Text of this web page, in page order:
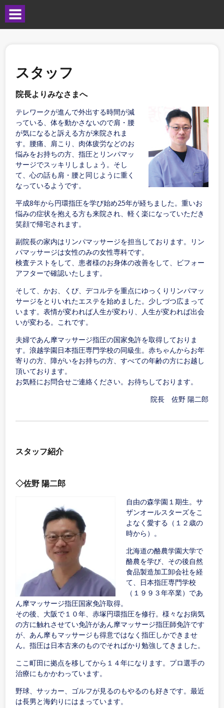
スタッフ
院長よりみなさまへ
テレワークが進んで外出する時間が減
っている、体を動かさないので肩・腰
が気になると訴える方が来院されま
す。腰痛、肩こり、肉体疲労などのお
悩みをお持ちの方、指圧とリンパマッ
サージでスッキリしましょう。そし
て、心の話も肩・腰と同じように重く
なっているようです。
平成8年から円環指圧を学び始め25年が経ちました。重いお
悩みの症状を抱える方も来院され、軽く楽になっていただき
笑顔で帰宅されます。
副院長の家内はリンパマッサージを担当しております。リン
パマッサージは女性のみの女性専科です。
検査テストをして、患者様のお身体の改善をして、ビフォー
アフターで確認いたします。
そして、かお、くび、デコルテを重点にゆっくりリンパマッ
サージをとりいれたエステを始めました。少しづつ広まって
います。表情が変われば人生が変わり、人生が変われば出会
いが変わる。これです。
夫婦であん摩マッサージ指圧の国家免許を取得しておりま
す。浪越学園日本指圧専門学校の同級生。赤ちゃんからお年
寄りの方、障がいをお持ちの方、すべての年齢の方にお越し
頂いております。
お気軽にお問合せご連絡ください。お待ちしております。
院長 佐野 陽二郎
スタッフ紹介
◇佐野 陽二郎
自由の森学園１期生。サ
ザンオールスターズをこ
よなく愛する（１２歳の
時から）。
北海道の酪農学園大学で
酪農を学び、その後自然
食品製造加工卸会社を経
て、日本指圧専門学校
（１９９３年卒業）であ
ん摩マッサージ指圧国家免許取得。
その後、大阪で１０年、赤塚円環指圧を修行。様々なお病気
の方に触れさせてい免許があん摩マッサージ指圧師免許です
が、あん摩もマッサージも得意ではなく指圧しかできませ
ん。指圧は日本古来のものでそればかり勉強してきました。
ここ町田に拠点を移してから１４年になります。プロ選手の
治療にもかかわっています。
野球、サッカー、ゴルフが見るのもやるのも好きです。最近
は長男と海釣りにはまっています。